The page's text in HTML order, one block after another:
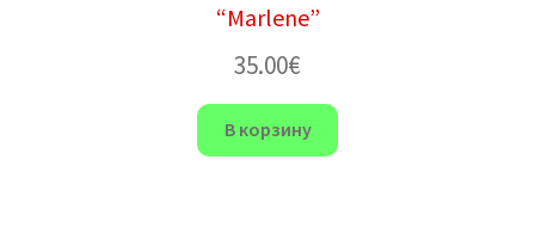
“Marlene”
35.00€
В корзину